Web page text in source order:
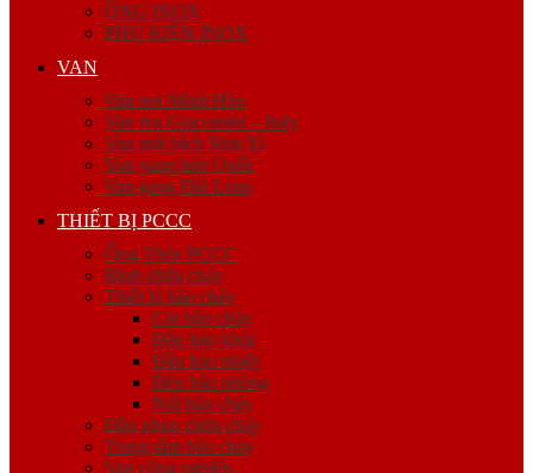
ỐNG INOX
PHỤ KIỆN INOX
VAN
Van ren Minh Hòa
Van ren Giacomini – Italy
Van mặt bích Shin Yi
Van gang hàn Quốc
Van gang Đài Loan
THIẾT BỊ PCCC
Ống Thép PCCC
Bình chữa cháy
Thiết bị báo cháy
Còi báo cháy
Đầu báo khói
Đầu báo nhiệt
Đèn báo phòng
Nút báo cháy
Đầu phun chữa cháy
Trung tâm báo cháy
Van công nghiệp